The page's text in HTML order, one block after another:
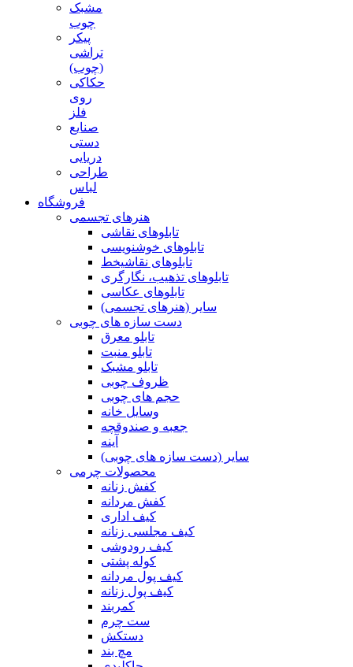
مشبک
چوب
پیکر
تراشی
(چوب)
حکاکی
روی
فلز
صنایع
دستی
دریایی
طراحی
لباس
فروشگاه
هنرهای تجسمی
تابلوهای نقاشی
تابلوهای خوشنویسی
تابلوهای نقاشیخط
تابلوهای تذهیب، نگارگری
تابلوهای عکاسی
سایر (هنرهای تجسمی)
دست سازه های چوبی
تابلو معرق
تابلو منبت
تابلو مشبک
ظروف چوبی
حجم های چوبی
وسایل خانه
جعبه و صندوقچه
آینه
سایر (دست سازه های چوبی)
محصولات چرمی
کفش زنانه
کفش مردانه
کیف اداری
کیف مجلسی زنانه
کیف رودوشی
کوله پشتی
کیف پول مردانه
کیف پول زنانه
کمربند
ست چرم
دستکش
مچ بند